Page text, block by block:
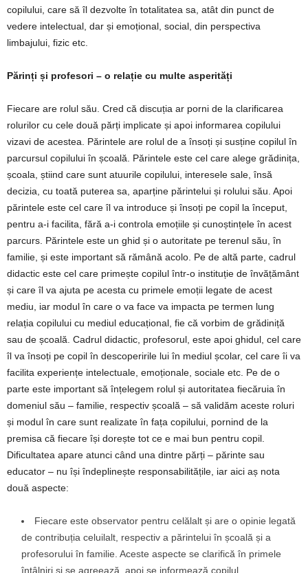
copilului, care să îl dezvolte în totalitatea sa, atât din punct de
vedere intelectual, dar și emoțional, social, din perspectiva
limbajului, fizic etc.
Părinți și profesori – o relație cu multe asperități
Fiecare are rolul său. Cred că discuția ar porni de la clarificarea
rolurilor cu cele două părți implicate și apoi informarea copilului
vizavi de acestea. Părintele are rolul de a însoți și susține copilul în
parcursul copilului în școală. Părintele este cel care alege grădinița,
școala, știind care sunt atuurile copilului, interesele sale, însă
decizia, cu toată puterea sa, aparține părintelui și rolului său. Apoi
părintele este cel care îl va introduce și însoți pe copil la început,
pentru a-i facilita, fără a-i controla emoțiile și cunoștințele în acest
parcurs. Părintele este un ghid și o autoritate pe terenul său, în
familie, și este important să rămână acolo. Pe de altă parte, cadrul
didactic este cel care primește copilul într-o instituție de învățământ
și care îl va ajuta pe acesta cu primele emoții legate de acest
mediu, iar modul în care o va face va impacta pe termen lung
relația copilului cu mediul educațional, fie că vorbim de grădiniță
sau de școală. Cadrul didactic, profesorul, este apoi ghidul, cel care
îl va însoți pe copil în descoperirile lui în mediul școlar, cel care îi va
facilita experiențe intelectuale, emoționale, sociale etc. Pe de o
parte este important să înțelegem rolul și autoritatea fiecăruia în
domeniul său – familie, respectiv școală – să validăm aceste roluri
și modul în care sunt realizate în fața copilului, pornind de la
premisa că fiecare își dorește tot ce e mai bun pentru copil.
Dificultatea apare atunci când una dintre părți – părinte sau
educator – nu își îndeplinește responsabilitățile, iar aici aș nota
două aspecte:
Fiecare este observator pentru celălalt și are o opinie legată
de contribuția celuilalt, respectiv a părintelui în școală și a
profesorului în familie. Aceste aspecte se clarifică în primele
întâlniri și se agreează, apoi se informează copilul.